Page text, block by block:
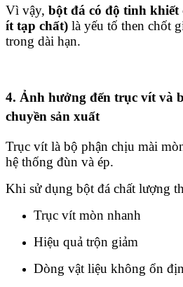
Vì vậy, bột đá có độ tinh khiết
ít tạp chất) là yếu tố then chốt
trong dài hạn.
4. Ảnh hưởng đến trục vít và
chuyền sản xuất
Trục vít là bộ phận chịu mài
hệ thống đùn và ép.
Khi sử dụng bột đá chất lượng
Trục vít mòn nhanh
Hiệu quả trộn giảm
Dòng vật liệu không ổn